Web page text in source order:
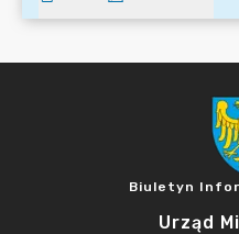
Biuletyn
Urząd